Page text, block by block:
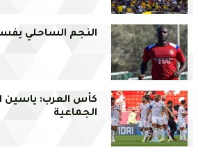
النجم الساحلي
كأس العرب: ياسين
الجماعية